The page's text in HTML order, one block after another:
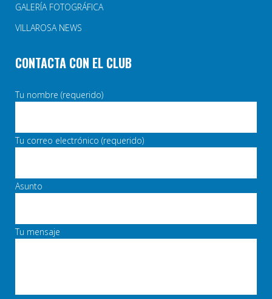
GALERÍA FOTOGRÁFICA
VILLAROSA NEWS
CONTACTA CON EL CLUB
Tu nombre (requerido)
Tu correo electrónico (requerido)
Asunto
Tu mensaje